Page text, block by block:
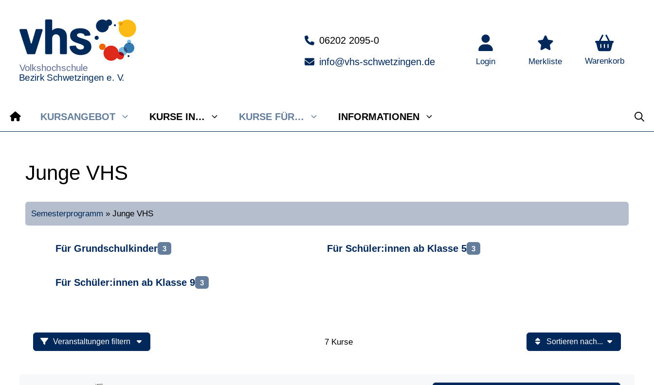
springen
06202 2095-0
info@vhs-schwetzingen.de
Login Merkliste Warenkorb
KURSANGEBOT KURSE IN… KURSE FÜR… INFORMATIONEN
Junge VHS
Semesterprogramm » Junge VHS
Für Grundschulkinder 3 Für Schüler:innen ab Klasse 5 3
Für Schüler:innen ab Klasse 9 3
Veranstaltungen filtern 7 Kurse Sortieren nach...